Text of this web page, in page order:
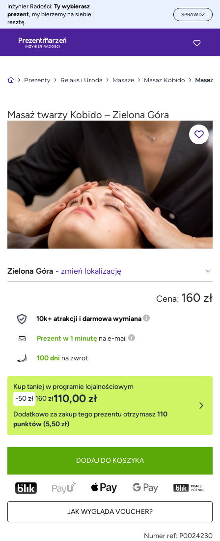
Inżynier Radości: Ty wybierasz
prezent, my bierzemy na siebie
resztę.
SPRAWDŹ
Prezenty Relaks i Uroda Masaże Masaż Kobido Masaż
Masaż twarzy Kobido – Zielona Góra
Zielona Góra - zmień lokalizację
Cena: 160 zł
10k+ atrakcji i darmowa wymiana
Prezent w 1 minutę na e-mail
100 dni na zwrot
Kup taniej w programie lojalnościowym
-50 zł 160 zł110,00 zł
Dodatkowo za zakup tego prezentu otrzymasz110
punktów (5,50 zł)
DODAJ DO KOSZYKA
JAK WYGLĄDA VOUCHER?
Numer ref: P0024230